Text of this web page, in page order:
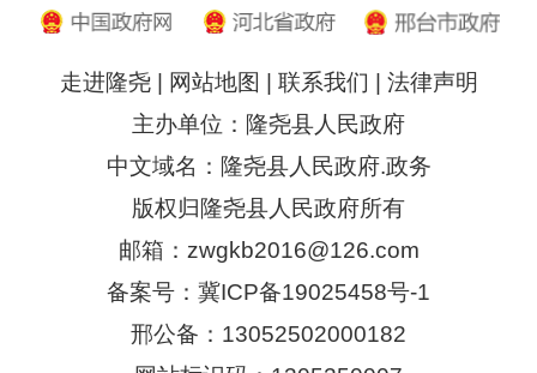
走进隆尧| 网站地图 联系我们
法律声明
主办单位：隆尧县人民政府
中文域名：隆尧县人民政府.政务
版权归隆尧县人民政府所有
邮箱：zwgkb2016@126.com
备案号：冀ICP备19025458号-1
邢公备：13052502000182